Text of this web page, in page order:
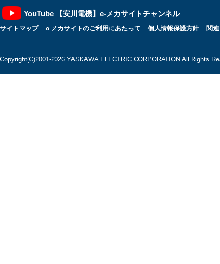
YouTube 【安川電機】e-メカサイトチャンネル
サイトマップ e-メカサイトのご利用にあたって 個人情報保護方針 関
Copyright(C)2001‐2026 YASKAWA ELECTRIC CORPORATION All Rights